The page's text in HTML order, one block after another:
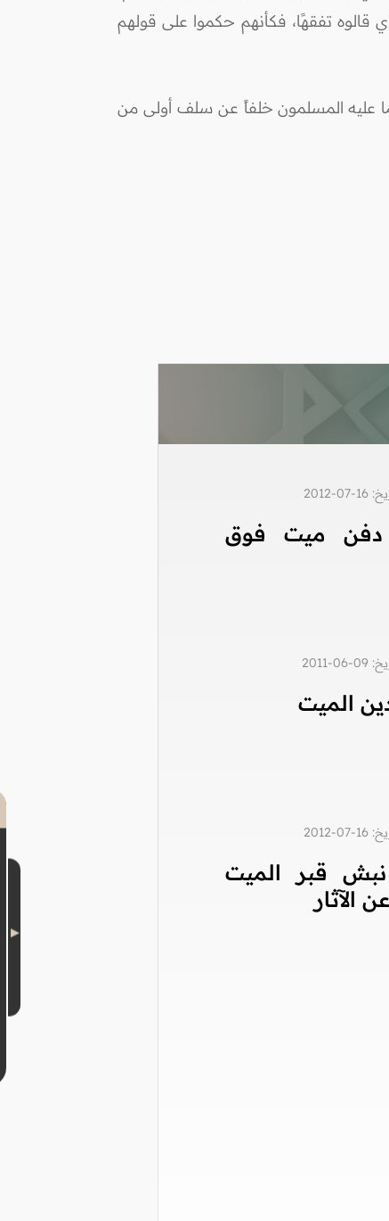
تفقهًا، فكأنهم حكموا على قولهم
عليه المسلمون خلفاً عن سلف أولى من
2012
ميت فوق
2011
الميت
2012
قبر الميت
الآثار